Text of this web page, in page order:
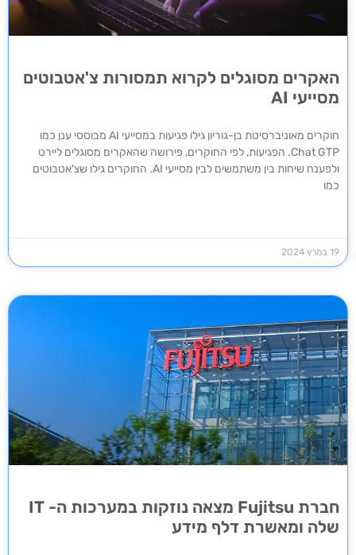
האקרים מסוגלים לקרוא תמסורות צ'אטבוטים
מסייעי AI
חוקרים מאוניברסיטת בן-גוריון גילו פגיעות במסייעי AI מבוססי ענן כמו
Chat GTP. הפגיעות, לפי החוקרים, פירושה שהאקרים מסוגלים ליירט
ולפענח שיחות בין משתמשים לבין מסייעי AI. החוקרים גילו שצ'אטבוטים
כמו
19 במרץ 2024
חברת Fujitsu מצאה נוזקות במערכות ה- IT
שלה ומאשרת דלף מידע